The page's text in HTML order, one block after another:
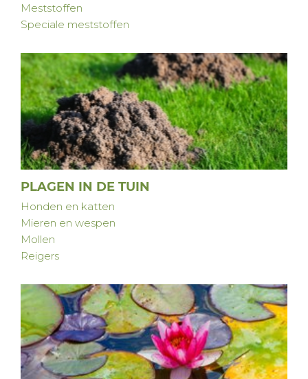
Meststoffen
Speciale meststoffen
PLAGEN IN DE TUIN
Honden en katten
Mieren en wespen
Mollen
Reigers